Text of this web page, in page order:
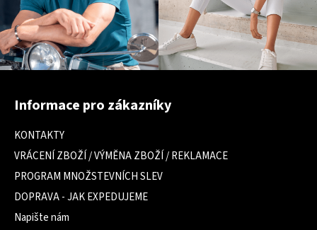
Z
Informace pro zákazníky
KONTAKTY
VRÁCENÍ ZBOŽÍ / VÝMĚNA ZBOŽÍ / REKLAMACE
PROGRAM MNOŽSTEVNÍCH SLEV
DOPRAVA - JAK EXPEDUJEME
Napište nám